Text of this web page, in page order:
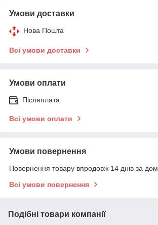
Умови доставки
Нова Пошта
Всі умови доставки
Умови оплати
Післяплата
Всі умови оплати
Умови повернення
Повернення товару впродовж 14 днів за
Всі умови повернення
Подібні товари компанії